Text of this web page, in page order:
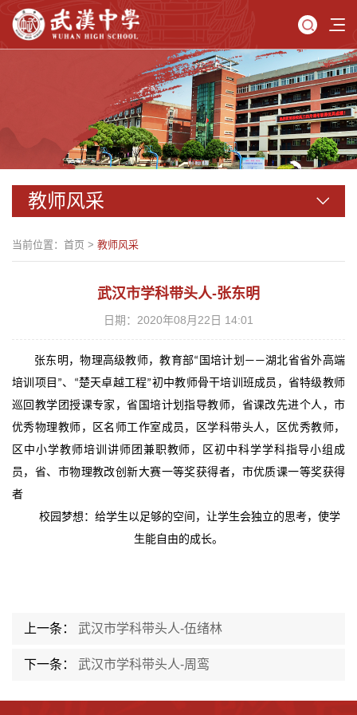
教师风采
当前位置： 首页 > 教师风采
武汉市学科带头人-张东明
日期：2020年08月22日 14:01
张东明，物理高级教师，教育部“国培计划——湖北省省外高端
培训项目”、“楚天卓越工程”初中教师骨干培训班成员，省特级教师
巡回教学团授课专家，省国培计划指导教师，省课改先进个人，市
优秀物理教师，区名师工作室成员，区学科带头人，区优秀教师，
区中小学教师培训讲师团兼职教师，区初中科学学科指导小组成
员，省、市物理教改创新大赛一等奖获得者，市优质课一等奖获得
者
校园梦想：给学生以足够的空间，让学生会独立的思考，使学
生能自由的成长。
上一条： 武汉市学科带头人-伍绪林
下一条： 武汉市学科带头人-周鸾